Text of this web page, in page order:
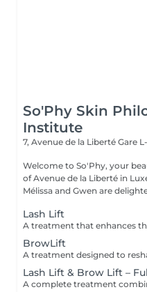
So'Phy Skin
Institute
7, Avenue de la Liberté Gare L-
Welcome to So'Phy, your
of Avenue de la Liberté in Luxembourg.
Mélissa and Gwen are
Lash Lift
BrowLift
Lash Lift & Brow Lift –